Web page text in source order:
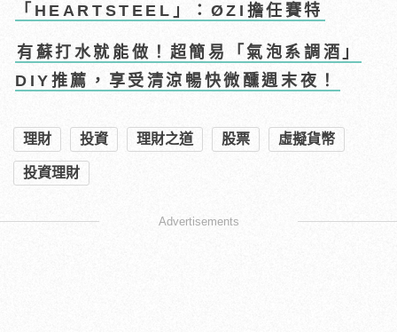
「HEARTSTEEL」：ØZI擔任賽特
有蘇打水就能做！超簡易「氣泡系調酒」
DIY推薦，享受清涼暢快微醺週末夜！
理財 投資 理財之道 股票 虛擬貨幣
投資理財
Advertisements